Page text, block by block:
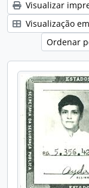
Visualizar
Visualização
Ordenar